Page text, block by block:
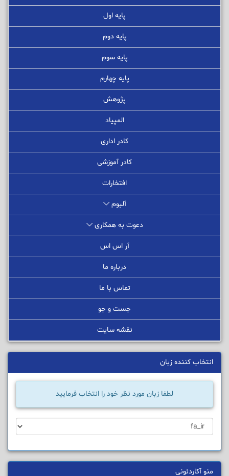
پایه اول
پایه دوم
پایه سوم
پایه چهارم
پژوهش
المپیاد
کادر اداری
کادر آموزشی
افتخارات
آلبوم
دعوت به همکاری
آر اس اس
درباره ما
تماس با ما
جست و جو
نقشه سایت
انتخاب کننده زبان
لطفا زبان مورد نظر خود را انتخاب فرمایید
منو آکاردئونی